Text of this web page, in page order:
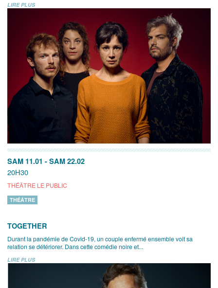
LIRE PLUS
SAM 11.01 - SAM 22.02
20H30
THÉÂTRE LE PUBLIC
THÉÂTRE
TOGETHER
Durant la pandémie de Covid-19, un couple enfermé ensemble voit sa
relation se détériorer. Dans cette comédie noire et...
LIRE PLUS